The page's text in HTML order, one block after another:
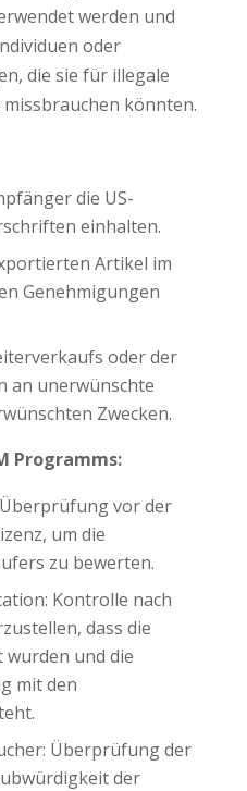
werden und
oder
die sie für illegale
könnten.
die US-
einhalten.
Artikel im
Genehmigungen
oder der
an unerwünschte
Zwecken.
Programms:
vor der
um die
zu bewerten.
Kontrolle nach
dass die
und die
mit den
Überprüfung der
der